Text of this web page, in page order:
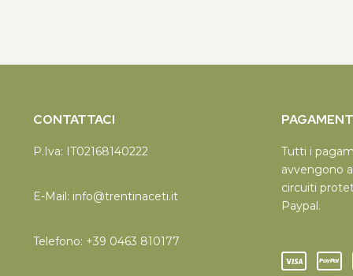
CONTATTACI
P.Iva: IT02168140222
E-Mail: info@trentinaceti.it
Telefono: +39 0463 810177
Tutti i
avvengono
circuiti
Paypal.